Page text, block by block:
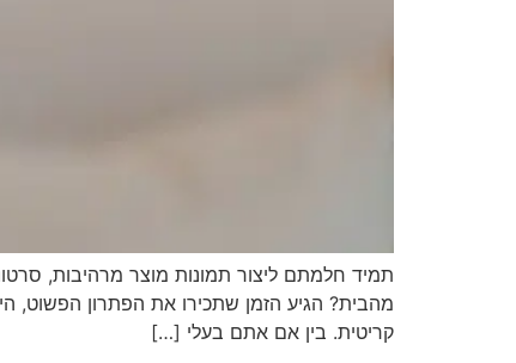
תמיד חלמתם ליצור תמונות מוצר מרהיבות,
מהבית? הגיע הזמן שתכירו את הפתרון הפשוט,
קריטית. בין אם אתם בעלי […]